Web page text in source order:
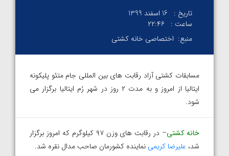
تاریخ :
16 اسفند 1399
ساعت :
۲۲:۴۶
منبع: اختصاصی خانه کشتی
مسابقات کشتی آزاد رقابت های بین المللی جام متئو پلیکونه
ایتالیا از امروز و به مدت ۲ روز در شهر رُم ایتالیا برگزار می
شود.
خانه کشتی
– در رقابت های وزن ۹۷ کیلوگرم که امروز برگزار
شد، علیرضا کریمی نماینده کشورمان صاحب مدال نقره شد.